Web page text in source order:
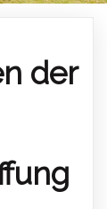
der